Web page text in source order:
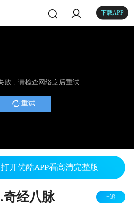
下载APP
败，请检查网络之后重试
重试
开优酷APP看高清完整版
奇经八脉 +追